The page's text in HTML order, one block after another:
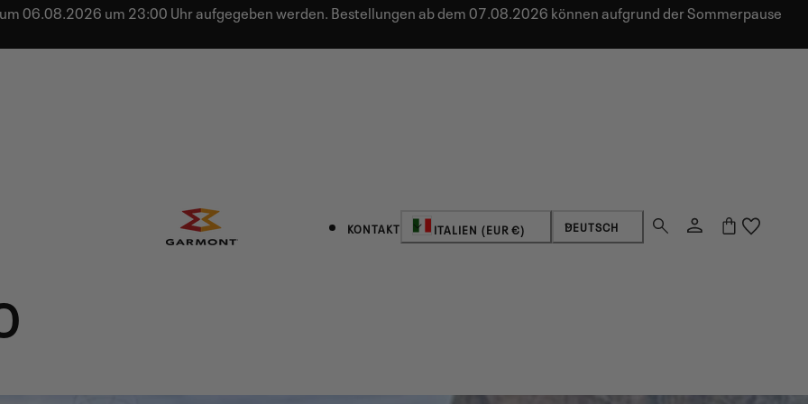
06.08.2026 um 23:00 Uhr aufgegeben werden. Bestellungen ab dem 07.08.2026 können aufgrund der Sommerpause
KONTAKTLand/Region
ITALIEN (EUR €) Sprache
DEUTSCH EinloggenWarenkorb